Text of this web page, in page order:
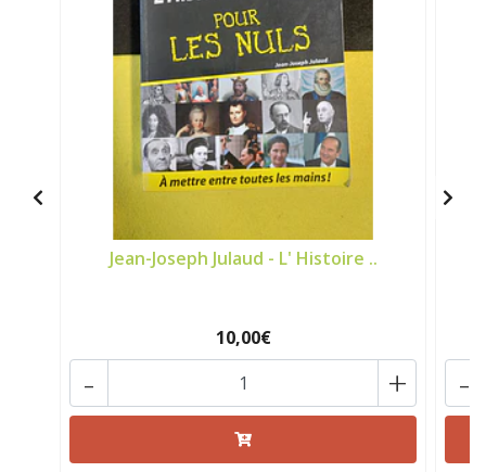
Jean-Joseph Julaud - L' Histoire ..
10,00€
+
- -